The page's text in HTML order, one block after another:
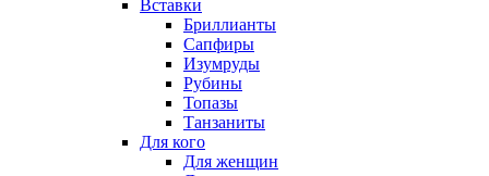
Вставки
Бриллианты
Сапфиры
Изумруды
Рубины
Топазы
Танзаниты
Для кого
Для женщин